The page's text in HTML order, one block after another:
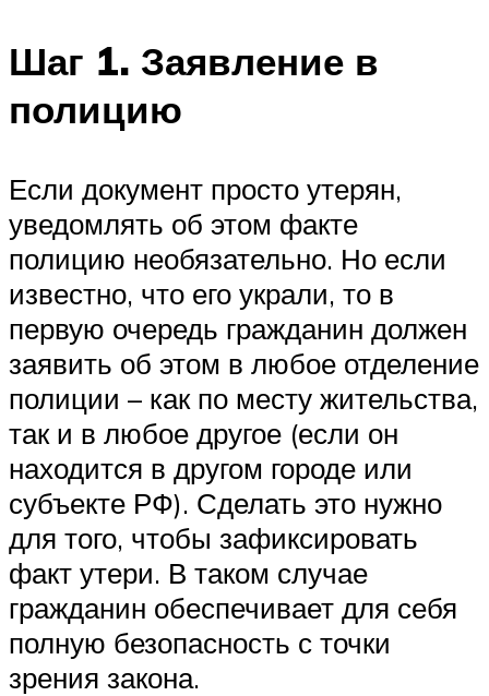
Шаг 1. Заявление в
полицию
Если документ просто утерян,
уведомлять об этом факте
полицию необязательно. Но если
известно, что его украли, то в
первую очередь гражданин должен
заявить об этом в любое отделение
полиции – как по месту жительства,
так и в любое другое (если он
находится в другом городе или
субъекте РФ). Сделать это нужно
для того, чтобы зафиксировать
факт утери. В таком случае
гражданин обеспечивает для себя
полную безопасность с точки
зрения закона.